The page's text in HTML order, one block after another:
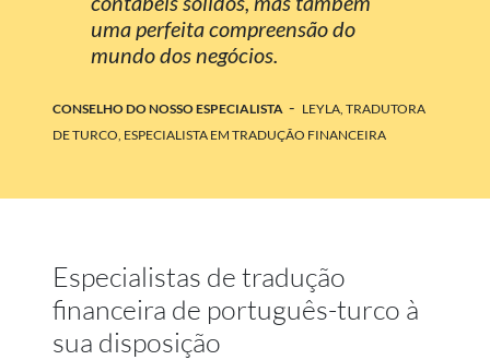
uma perfeita compreensão do
mundo dos negócios.
CONSELHO DO NOSSO ESPECIALISTA - LEYLA, TRADUTORA
DE TURCO, ESPECIALISTA EM TRADUÇÃO FINANCEIRA
Especialistas de tradução
financeira de português-turco à
sua disposição